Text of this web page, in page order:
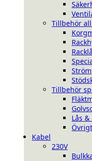
Tillbehör
Tillbehör
Lås
Övrigt
Kabel
230V